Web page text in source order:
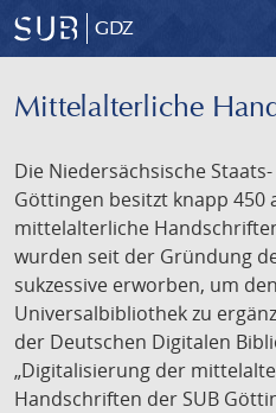
GDZ
Mittelalterliche
Die Niedersächsische
Göttingen besitzt knapp 450
mittelalterliche
wurden seit der Gründung
sukzessive erworben, um
Universalbibliothek zu
der Deutschen Digitalen
„Digitalisierung der
Handschriften der SUB